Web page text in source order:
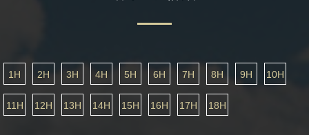
1H 2H 3H 4H 5H 6H 7H 8H 9H 10H
11H 12H 13H 14H 15H 16H 17H 18H